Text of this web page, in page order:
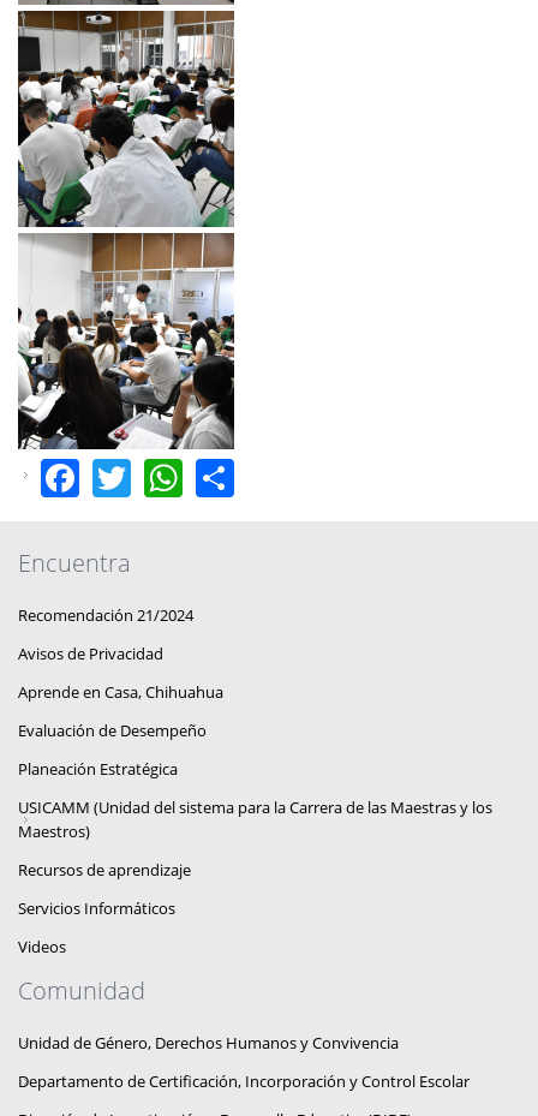
Facebook
TwitterWhatsApp
Encuentra
Recomendación 21/2024
Avisos de Privacidad
Aprende en Casa, Chihuahua
Evaluación de Desempeño
Planeación Estratégica
USICAMM (Unidad del sistema para la Carrera de las Maestras y los
Maestros)
Recursos de aprendizaje
Servicios Informáticos
Videos
Comunidad
Unidad de Género, Derechos Humanos y Convivencia
Departamento de Certificación, Incorporación y Control Escolar